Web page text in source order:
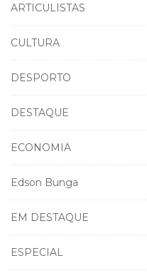
ARTICULISTAS
CULTURA
DESPORTO
DESTAQUE
ECONOMIA
Edson Bunga
EM DESTAQUE
ESPECIAL